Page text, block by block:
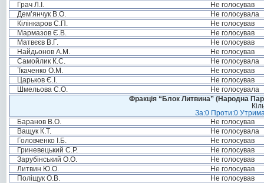
Грач Л.І.
Не голосував
Дем’янчук В.О.
Не голосувала
Кілінкаров С.П.
Не голосував
Мармазов Є.В.
Не голосував
Матвєєв В.Г.
Не голосував
Найдьонов А.М.
Не голосував
Самойлик К.С.
Не голосувала
Ткаченко О.М.
Не голосував
Царьков Є.І.
Не голосував
Шмельова С.О.
Не голосувала
Фракція “Блок Литвина” (Народна
За:0 Проти:0
Баранов В.О.
Не голосував
Ващук К.Т.
Не голосувала
Головченко І.Б.
Не голосував
Гриневецький С.Р.
Не голосував
Зарубінський О.О.
Не голосував
Литвин Ю.О.
Не голосував
Поліщук О.В.
Не голосував